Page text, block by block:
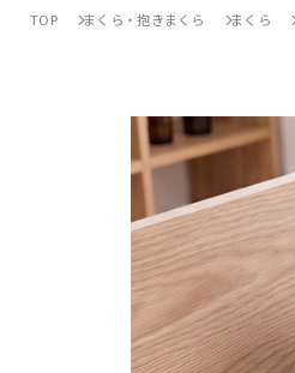
TOP まくら・抱きまくら まくら